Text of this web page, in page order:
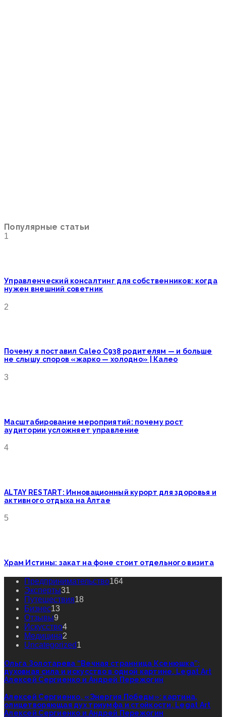
Популярные статьи
1
Управленческий консалтинг для собственников: когда
нужен внешний советник
2
Почему я поставил Caleo C938 родителям — и больше
не слышу споров «жарко — холодно» | Калео
3
Масштабирование мероприятий: почему рост
аудитории усложняет управление
4
ALTAY RESTART: Инновационный курорт для здоровья и
активного отдыха на Алтае
5
Храм Истины: закат на фоне стоит отдельного визита
Предпринимательство164
Эксперты31
Путешествия18
Бизнес13
Отзывы9
Искусство4
Медицина2
Uncategorized1
Ольга Золотарева “Вечная странница Ксенюшка”:
духовная сила и искусство в одной картине. Legat Art
Алексей Сергиенко и Андрей Пережогин
Алексей Сергиенко. «Энергия Победы»: картина,
олицетворяющая дух триумфа и стойкости. Legat Art
Алексей Сергиенко и Андрей Пережогин